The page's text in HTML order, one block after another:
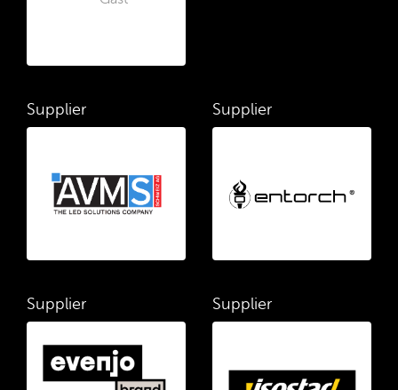
Supplier Supplier
Supplier Supplier